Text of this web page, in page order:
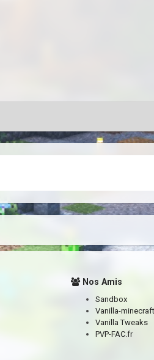
Nos Amis
Sandbox
Vanilla-minecraft
Vanilla Tweaks
PVP-FAC.fr